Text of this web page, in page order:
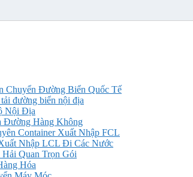
Chuyển Đường Biển Quốc Tế
đường biển nội địa
Nội Địa
Đường Hàng Không
Container Xuất Nhập FCL
Nhập LCL Đi Các Nước
Quan Trọn Gói
Hóa